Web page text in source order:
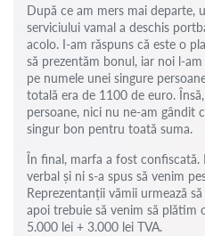
După ce am mers mai departe,
serviciului vamal a deschis
acolo. I-am răspuns că este o
să prezentăm bonul, iar noi l-
pe numele unei singure
totală era de 1100 de euro.
persoane, nici nu ne-am gândit
singur bon pentru toată suma.
În final, marfa a fost
verbal și ni s-a spus să venim
Reprezentanții vămii urmează
apoi trebuie să venim să plătim
5.000 lei + 3.000 lei TVA.